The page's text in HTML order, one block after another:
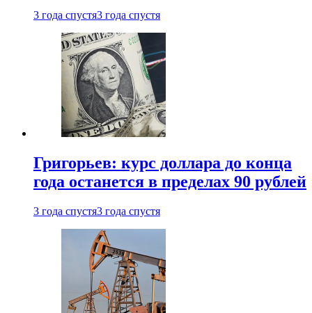
3 года спустя3 года спустя
Григорьев: курс доллара до конца
года останется в пределах 90 рублей
3 года спустя3 года спустя